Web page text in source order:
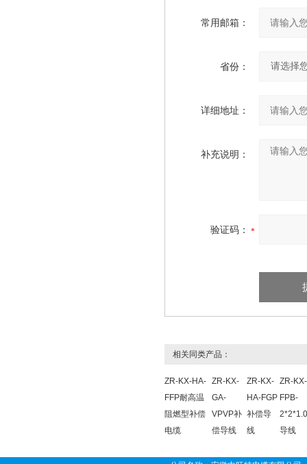
常用邮箱：
省份：
详细地址：
补充说明：
验证码：
相关同类产品：
ZR-KX-HA-
FFP耐高温
阻燃型补偿
电缆
ZR-KX-
GA-
VPVP补
偿导线
ZR-KX-
HA-FGP
补偿导
线
ZR-
FPB-
导线